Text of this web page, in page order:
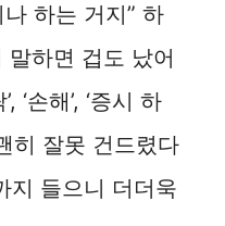
하는 거지” 하
하면 겁도 났어
‘손해’, ‘증시 하
히 잘못 건드렸다
지 들으니 더더욱